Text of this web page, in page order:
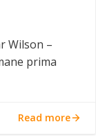
Wilson –
prima
Read more